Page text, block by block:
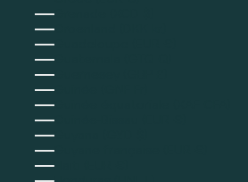
Grenade (XCD $)
Groenland (DKK kr.)
Guadeloupe (EUR €)
Guatemala (GTQ Q)
Guernesey (GBP £)
Guinée (GNF Fr)
Guinée équatoriale (XAF CFA)
Guinée-Bissau (EUR €)
Guyana (GYD $)
Guyane française (EUR €)
Haïti (EUR €)